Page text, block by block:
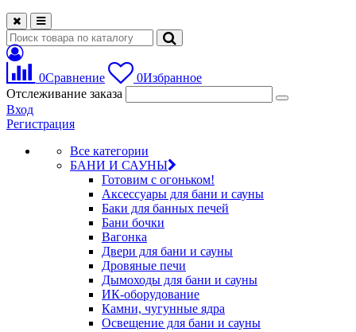
0Сравнение 0Избранное
Отслеживание заказа
Вход
Регистрация
Все категории
БАНИ И САУНЫ
Готовим с огоньком!
Аксессуары для бани и сауны
Баки для банных печей
Бани бочки
Вагонка
Двери для бани и сауны
Дровяные печи
Дымоходы для бани и сауны
ИК-оборудование
Камни, чугунные ядра
Освещение для бани и сауны